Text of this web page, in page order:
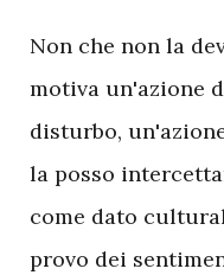
Non che non la
motiva un'azione
disturbo,
la posso
come dato
provo dei